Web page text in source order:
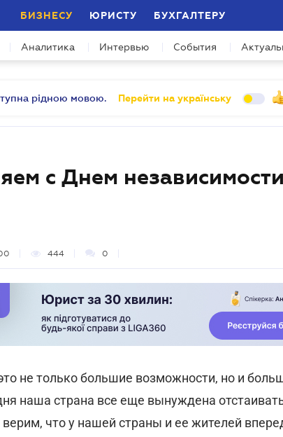
БИЗНЕСУ ЮРИСТУ БУХГАЛТЕРУ
Аналитика Интервью События
рідною мовою. Перейти на українську
с Днем
444 0
не только большие возможности, но и
наша страна все еще вынуждена
что у нашей страны и ее жителей